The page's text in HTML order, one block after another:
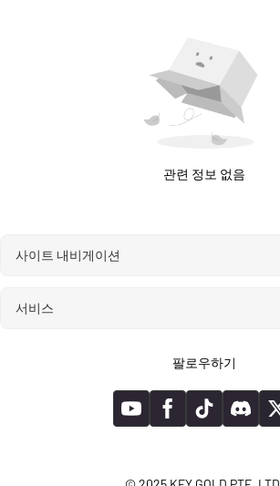
관련 정보 없음
사이트 내비게이션
서비스
팔로우하기